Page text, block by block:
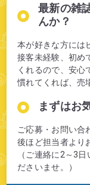
最新の雑
んか？
本が好きな方に
接客未経験、初め
くれるので、安心
慣れてくれば、売
まずはお
ご応募・お問い合
後ほど担当者より
（ご連絡に2～3
ださいませ。）